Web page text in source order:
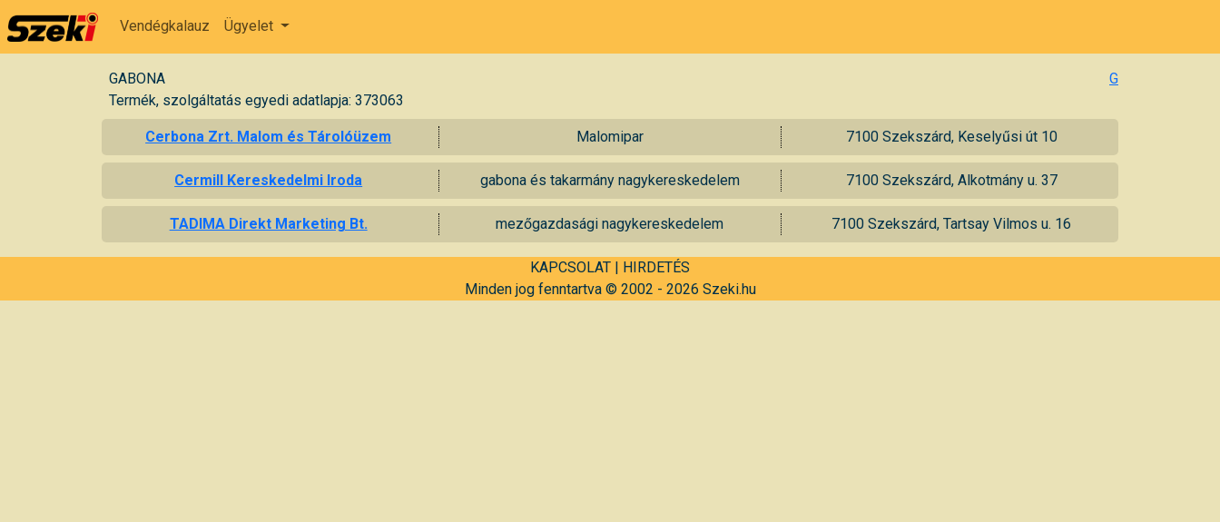
Vendégkalauz Ügyelet
GABONA
G
Termék, szolgáltatás egyedi adatlapja: 373063
Cerbona Zrt. Malom és Tárolóüzem Malomipar 7100 Szekszárd, Keselyűsi út 10
Cermill Kereskedelmi Iroda gabona és takarmány nagykereskedelem 7100 Szekszárd, Alkotmány u. 37
TADIMA Direkt Marketing Bt. mezőgazdasági nagykereskedelem 7100 Szekszárd, Tartsay Vilmos u. 16
KAPCSOLAT | HIRDETÉS
Minden jog fenntartva © 2002 - 2026 Szeki.hu